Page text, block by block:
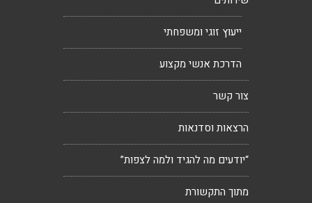
ייעוץ זוגי ומשפחתי
הדרכת אנשי מקצוע
צור קשר
הרצאות וסדנאות
“יודעים מה להגיד ולמה לצפות”
מתוך התקשורת